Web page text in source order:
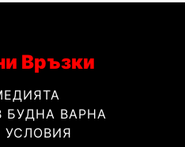
Връзки
БУДНА ВАРНА